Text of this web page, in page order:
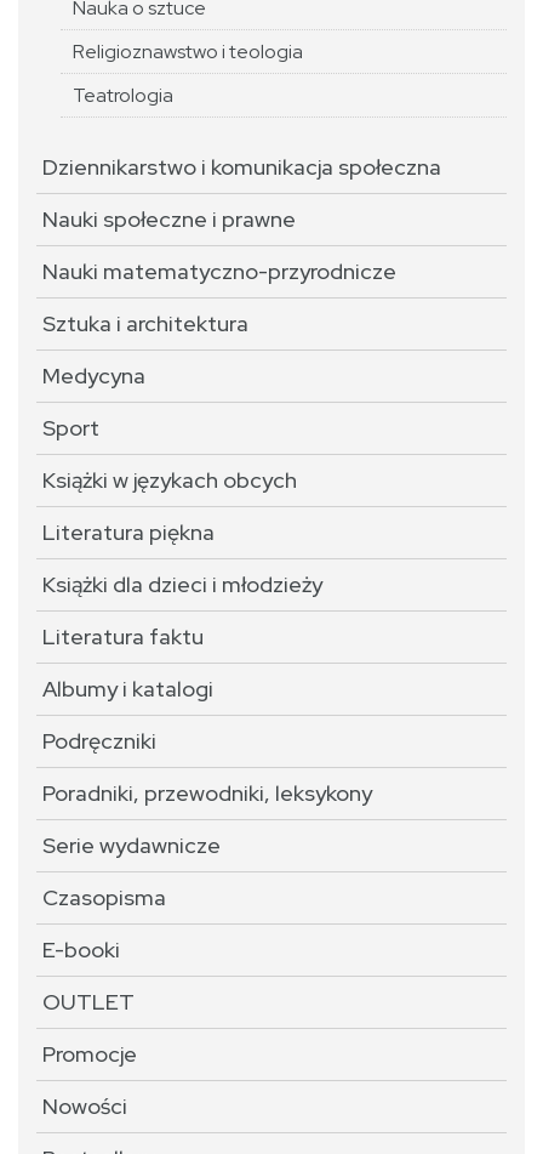
Nauka o sztuce
Religioznawstwo i teologia
Teatrologia
Dziennikarstwo i komunikacja społeczna
Nauki społeczne i prawne
Nauki matematyczno-przyrodnicze
Sztuka i architektura
Medycyna
Sport
Książki w językach obcych
Literatura piękna
Książki dla dzieci i młodzieży
Literatura faktu
Albumy i katalogi
Podręczniki
Poradniki, przewodniki, leksykony
Serie wydawnicze
Czasopisma
E-booki
OUTLET
Promocje
Nowości